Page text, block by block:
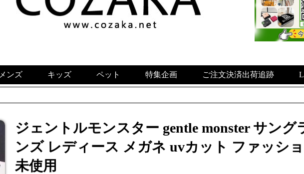
メンズ キッズ ペット 特集企画 ご注文決済出荷追跡
ジェントルモンスター gentle monster サング
ンズ レディース メガネ uvカット ファッシ
未使用